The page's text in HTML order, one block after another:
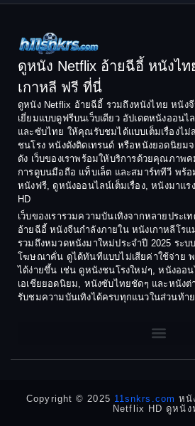
Comedy ตลก
Coming-of-age ชีวิตวั
Crime อาชญากรรม
Crime อาชญากรรม
Culture
Dance เต้น
Dark Comedy ตลกร้
DC
Detective สืบสวน
1994
1992
1990
1988
1986
1984
1982
1980
1974
1972
1970
1968
ดูหนัง Netflix อ้ายฉีอี้ หนังไ
เกาหลี ฟรี ที่นี่
ดูหนัง Netflix อ้ายฉีอี้ รวมถึงหนังไทย หนัง
เยี่ยมแบบดูฟรีบนเว็บเดียว อัปเดตหนังออน
และซับไทย ให้คุณรับชมได้แบบเต็มเรื่องไม่
ชนโรง หนังดังติดเทรนด์ หรือหนังยอดนิยม
ดัง เว็บของเราพร้อมให้บริการด้วยคุณภาพ
การดูบนมือถือ แท็บเล็ต และสมาร์ททีวี พร้
หนังฟรี, ดูหนังออนไลน์เต็มเรื่อง, หนังมาแ
HD
เว็บของเรารวมความบันเทิงจากหลายประ
อ้ายฉีอี้ หนังจีนกำลังภายใน หนังเกาหลีโร
รวมถึงหมวดหนังมาใหม่ประจำปี 2025 ระ
โฆษณาคั่น ดูได้ทันทีแบบไม่เสียค่าใช้จ่าย
ได้ง่ายขึ้น เช่น ดูหนังชนโรงใหม่ๆ, หนังออ
เอเชียยอดนิยม, หนังซับไทยชัดๆ และหนังต่
รับชมความบันเทิงได้ครบทุกแนวในส่วนท้าย
Copyright © 2025 11snkrs.com หนั
Netflix HD ดูหนัง